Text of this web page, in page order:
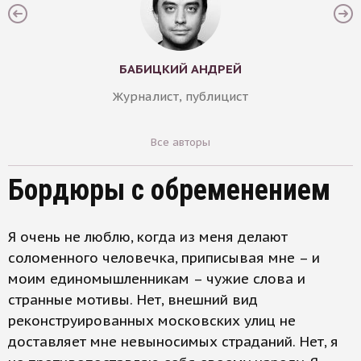
БАБИЦКИЙ АНДРЕЙ
Журналист, публицист
Все авторы
Бордюры с обременением
Я очень не люблю, когда из меня делают
соломенного человечка, приписывая мне – и
моим единомышленникам – чужие слова и
странные мотивы. Нет, внешний вид
реконструированных московских улиц не
доставляет мне невыносимых страданий. Нет, я